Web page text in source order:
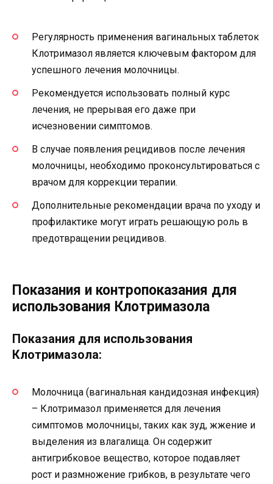
Регулярность применения вагинальных таблеток
Клотримазол является ключевым фактором для
успешного лечения молочницы.
Рекомендуется использовать полный курс
лечения, не прерывая его даже при
исчезновении симптомов.
В случае появления рецидивов после лечения
молочницы, необходимо проконсультироваться с
врачом для коррекции терапии.
Дополнительные рекомендации врача по уходу и
профилактике могут играть решающую роль в
предотвращении рецидивов.
Показания и контропоказания для
использования Клотримазола
Показания для использования
Клотримазола:
Молочница (вагинальная кандидозная инфекция)
– Клотримазол применяется для лечения
симптомов молочницы, таких как зуд, жжение и
выделения из влагалища. Он содержит
антигрибковое вещество, которое подавляет
рост и размножение грибков, в результате чего